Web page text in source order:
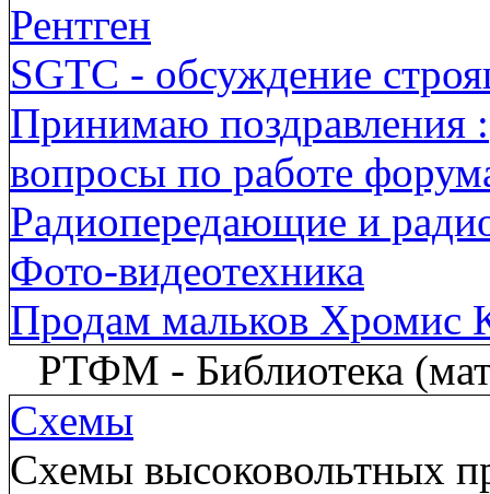
Рентген
SGTC - обсуждение
Принимаю поздравления
вопросы по работе
Радиопередающие и
Фото-видеотехника
Продам мальков Хромис
РТФМ - Библиотека
Схемы
Схемы высоковольтных